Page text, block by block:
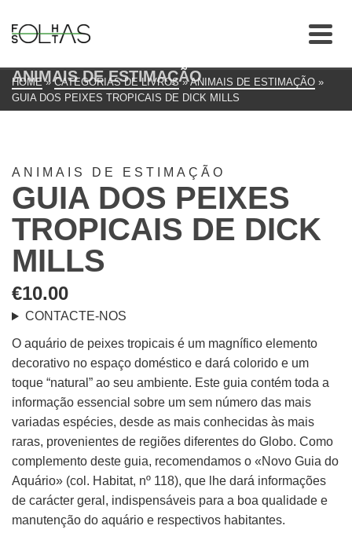
ANIMAIS DE ESTIMAÇÃO
HOME » CATEGORIAS DE LIVROS » ANIMAIS DE ESTIMAÇÃO »
GUIA DOS PEIXES TROPICAIS DE DICK MILLS
ANIMAIS DE ESTIMAÇÃO
GUIA DOS PEIXES
TROPICAIS DE DICK
MILLS
€10.00
CONTACTE-NOS
O aquário de peixes tropicais é um magnífico elemento
decorativo no espaço doméstico e dará colorido e um
toque “natural” ao seu ambiente. Este guia contém toda a
informação essencial sobre um sem número das mais
variadas espécies, desde as mais conhecidas às mais
raras, provenientes de regiões diferentes do Globo. Como
complemento deste guia, recomendamos o «Novo Guia do
Aquário» (col. Habitat, nº 118), que lhe dará informações
de carácter geral, indispensáveis para a boa qualidade e
manutenção do aquário e respectivos habitantes.